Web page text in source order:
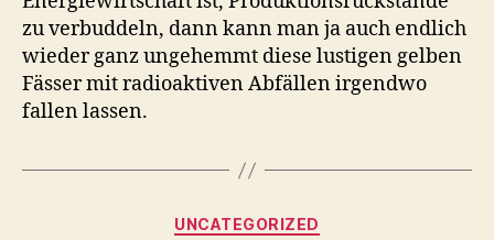
zu verbuddeln, dann kann man ja auch endlich
wieder ganz ungehemmt diese lustigen gelben
Fässer mit radioaktiven Abfällen irgendwo
fallen lassen.
Kategorien
UNCATEGORIZED